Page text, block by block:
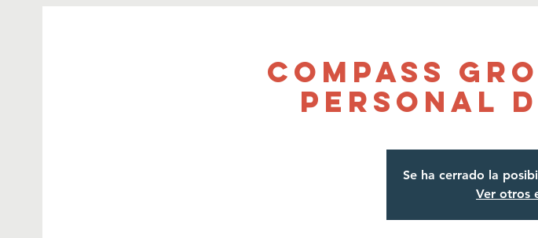
Compass
Personal
Se ha cerrado la
Ver otros